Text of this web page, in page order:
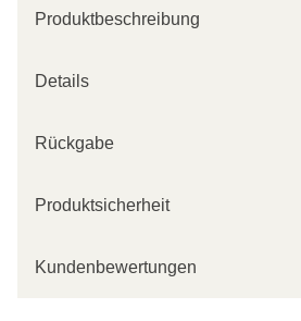
Produktbeschreibung
Details
Rückgabe
Produktsicherheit
Kundenbewertungen